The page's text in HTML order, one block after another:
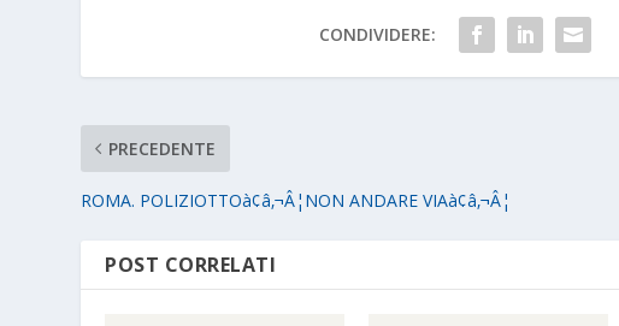
CONDIVIDERE:
PRECEDENTE
ROMA. POLIZIOTTOà¢â‚¬Â¦NON ANDARE VIAà¢â‚¬Â¦
POST CORRELATI